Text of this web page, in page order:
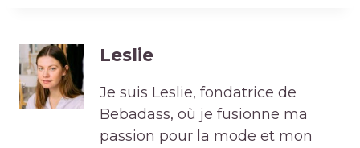
Leslie
Je suis Leslie, fondatrice de
Bebadass, où je fusionne ma
passion pour la mode et mon